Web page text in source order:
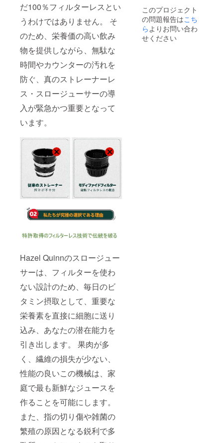
だ100％フィルターレスとい
うわけではありません。 そ
のため、栄養価の高い飲み
物を提供しながら、無駄な
時間やカウンターの汚れを
防ぐ、真のストレーナーレ
ス・スロージューサーの導
入が緊急かつ重要となって
います。
Hazel Quinnのスロージュー
サーは、フィルターを使わ
ない設計のため、毎日のビ
タミン摂取として、重要な
栄養素を直接に細胞に送り
込み、あなたの潜在能力を
引き出します。 果肉が多
く、繊維の損失が少ない、
性能の良いこの機械は、家
庭で最も新鮮なジュースを
作ることを可能にします。
また、指の切り傷や雑菌の
繁殖の原因となる鋭利で多
にてご
報告さ
せて頂
きます
ので、
このプロジェクト
の問題報告はこち
ら よりお問い合わ
せください